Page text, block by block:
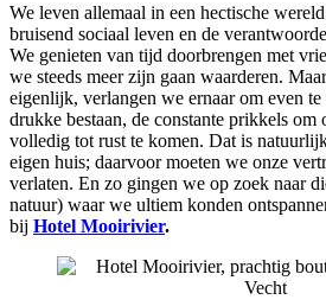
We leven allemaal in een hectische
bruisend sociaal leven en de
We genieten van tijd doorbrengen met
we steeds meer zijn gaan waarderen.
eigenlijk, verlangen we ernaar om even te
drukke bestaan, de constante prikkels om
volledig tot rust te komen. Dat is
eigen huis; daarvoor moeten we onze
verlaten. En zo gingen we op zoek naar
natuur) waar we ultiem konden
bij Hotel Mooirivier.